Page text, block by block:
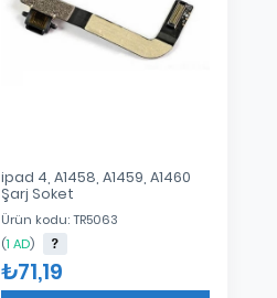
ipad 4, A1458, A1459, A1460
Şarj Soket
Ürün kodu: TR5063
(1 AD)
₺71,19